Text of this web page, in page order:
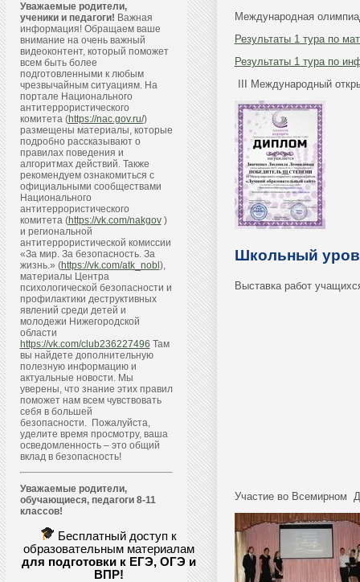
Уважаемые родители,
ученики и педагоги! Важная
информация! Обращаем ваше
внимание на очень важный
видеоконтент, который поможет
всем быть более
подготовленными к любым
чрезвычайным ситуациям. На
портале Национального
антитеррористического
комитета (https://nac.gov.ru/)
размещены материалы, которые
подробно рассказывают о
правилах поведения и
алгоритмах действий. Также
рекомендуем ознакомиться с
официальными сообществами
Национального
антитеррористического
комитета (https://vk.com/nakgov)
и региональной
антитеррористической комиссии
«За мир. За безопасность. За
жизнь.» (https://vk.com/atk_nobl ),
материалы Центра
психологической безопасности и
профилактики деструктивных
явлений среди детей и
молодежи Нижегородской
области
https://vk.com/club236227496 Там
вы найдете дополнительную
полезную информацию и
актуальные новости. Мы
уверены, что знание этих правил
поможет нам всем чувствовать
себя в большей
безопасности. Пожалуйста,
уделите время просмотру, ваша
осведомленность – это общий
вклад в безопасность!
Уважаемые родители,
обучающиеся, педагоги 8-11
классов!
Бесплатный доступ к
образовательным материалам
для подготовки к ЕГЭ, ОГЭ и
ВПР!
Международная
Результаты 1 тура по
Результаты 1 тура по
III Международный
Школьный
Выставка работ
Участие во Всемирном